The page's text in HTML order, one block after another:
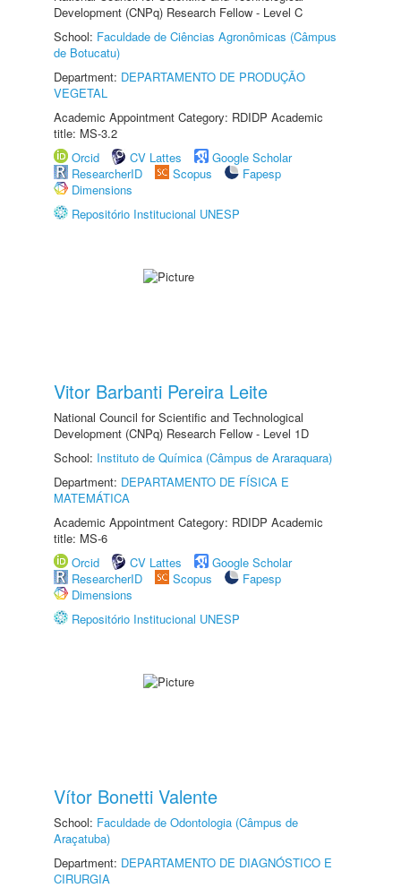
Development (CNPq) Research Fellow - Level C
School: Faculdade de Ciências Agronômicas (Câmpus
de Botucatu)
Department: DEPARTAMENTO DE PRODUÇÃO
VEGETAL
Academic Appointment Category: RDIDP Academic
title: MS-3.2
Orcid
CV Lattes
Google Scholar
ResearcherID
Scopus
Fapesp
Dimensions
Repositório Institucional UNESP
Vitor Barbanti Pereira Leite
National Council for Scientific and Technological
Development (CNPq) Research Fellow - Level 1D
School: Instituto de Química (Câmpus de Araraquara)
Department: DEPARTAMENTO DE FÍSICA E
MATEMÁTICA
Academic Appointment Category: RDIDP Academic
title: MS-6
Orcid
CV Lattes
Google Scholar
ResearcherID
Scopus
Fapesp
Dimensions
Repositório Institucional UNESP
Vítor Bonetti Valente
School: Faculdade de Odontologia (Câmpus de
Araçatuba)
Department: DEPARTAMENTO DE DIAGNÓSTICO E
CIRURGIA